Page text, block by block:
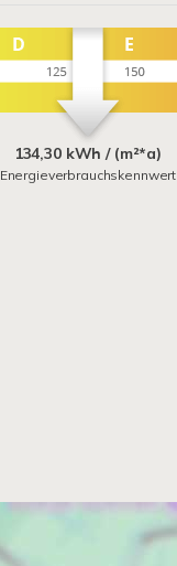
134,30 kWh / (m²*a)
Energieverbrauchskennwert